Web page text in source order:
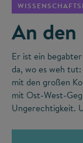
An
Er ist ein
da, wo es weh
mit den großen
mit Ost-West-
Ungerechtigkeit.